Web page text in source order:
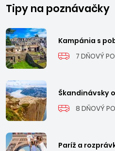
Tipy na poznávačky
Kampánia s
7 DŇOVÝ
Škandinávsky
8 DŇOVÝ
Paríž a